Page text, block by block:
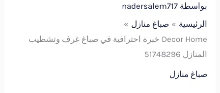
بواسطة nadersalem717
الرئيسية
صباغ منازل
Decor Home خبرة احترافية في صباغ غرف وتشطيب
المنازل 51748296
صباغ منازل